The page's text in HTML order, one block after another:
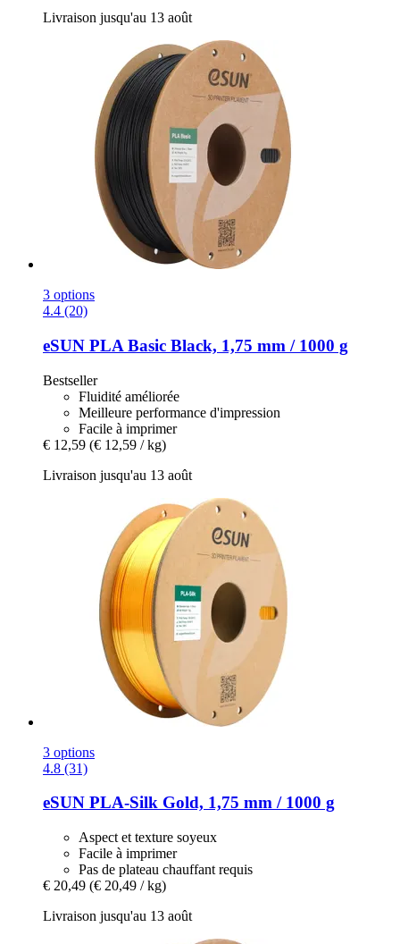
Livraison jusqu'au 13 août
3 options
4.4 (20)
eSUN PLA Basic Black, 1,75 mm / 1000 g
Bestseller
Fluidité améliorée
Meilleure performance d'impression
Facile à imprimer
€ 12,59 (€ 12,59 / kg)
Livraison jusqu'au 13 août
3 options
4.8 (31)
eSUN PLA-​Silk Gold, 1,75 mm / 1000 g
Aspect et texture soyeux
Facile à imprimer
Pas de plateau chauffant requis
€ 20,49 (€ 20,49 / kg)
Livraison jusqu'au 13 août